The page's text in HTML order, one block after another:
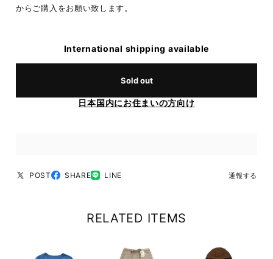
からご購入をお願い致します。
International shipping available
Sold out
日本国内にお住まいの方向け
POST SHARE LINE 通報する
RELATED ITEMS